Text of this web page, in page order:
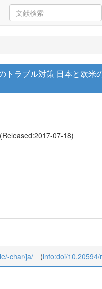
ラブル対策 日本と欧米
07-18)
char/ja/ (info:doi/10.20594/